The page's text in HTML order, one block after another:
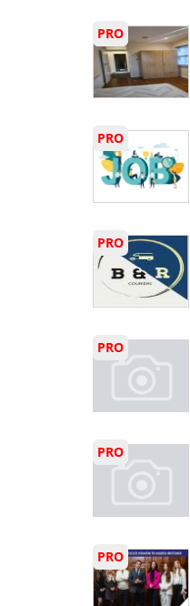
PRO
PRO
PRO
PRO
PRO
PRO